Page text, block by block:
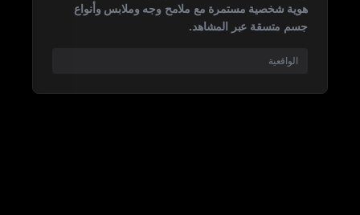
هوية شخصية مستمرة مع ملامح وجه وملابس وأنواع
جسم متسقة عبر المشاهد.
الواقعية